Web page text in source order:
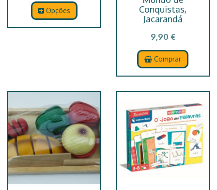
Opções
Conquistas,
Jacarandá
9,90 €
Comprar